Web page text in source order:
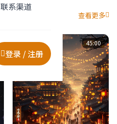
联系渠道
登录 / 注册
查看更多
45:00
VIP